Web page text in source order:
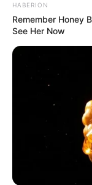
Walking On Thin
HABERION
Remember Honey
See Her Now